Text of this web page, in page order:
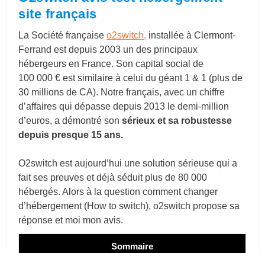
site français
La Société françaiseo2switch, installée à Clermont-
Ferrand est depuis 2003 un des principaux
hébergeurs en France. Son capital social de
100 000 € est similaire à celui du géant 1 & 1 (plus de
30 millions de CA). Notre français, avec un chiffre
d’affaires qui dépasse depuis 2013 le demi-million
d’euros, a démontré sonsérieux et sa robustesse
depuis presque 15 ans.
O2switch est aujourd’hui une solution sérieuse qui a
fait ses preuves et déjà séduit plus de 80 000
hébergés. Alors à la question comment changer
d’hébergement (How to switch), o2switch propose sa
réponse et moi mon avis.
Sommaire